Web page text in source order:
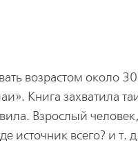
возрастом около
Книга захватила
Взрослый
источник всего? и т.